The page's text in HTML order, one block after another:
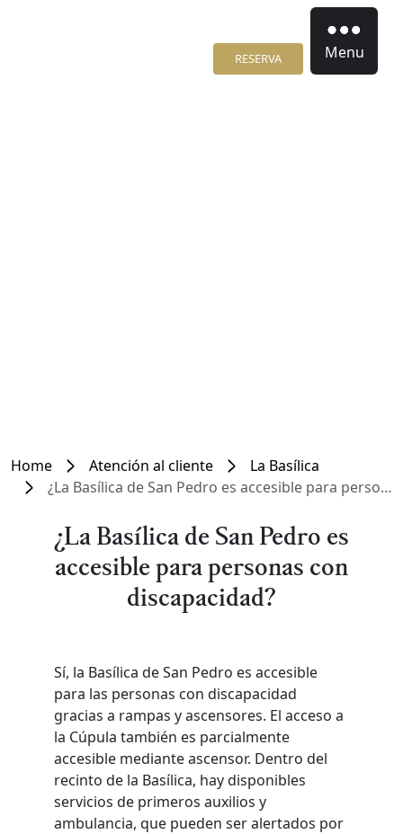
RESERVA Menu
Home Atención al cliente
La Basílica
¿La Basílica de San Pedro es accesible para personas con discapacidad?
¿La Basílica de San Pedro es
accesible para personas con
discapacidad?
Sí, la Basílica de San Pedro es accesible
para las personas con discapacidad
gracias a rampas y ascensores. El acceso a
la Cúpula también es parcialmente
accesible mediante ascensor. Dentro del
recinto de la Basílica, hay disponibles
servicios de primeros auxilios y
ambulancia, que pueden ser alertados por